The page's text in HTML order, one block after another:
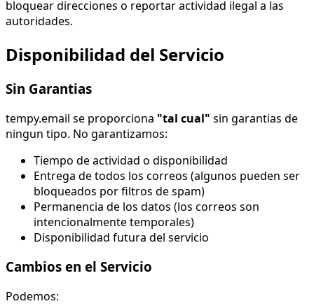
bloquear direcciones o reportar actividad ilegal a las
autoridades.
Disponibilidad del Servicio
Sin Garantias
tempy.email se proporciona "tal cual" sin garantias de
ningun tipo. No garantizamos:
Tiempo de actividad o disponibilidad
Entrega de todos los correos (algunos pueden ser
bloqueados por filtros de spam)
Permanencia de los datos (los correos son
intencionalmente temporales)
Disponibilidad futura del servicio
Cambios en el Servicio
Podemos: